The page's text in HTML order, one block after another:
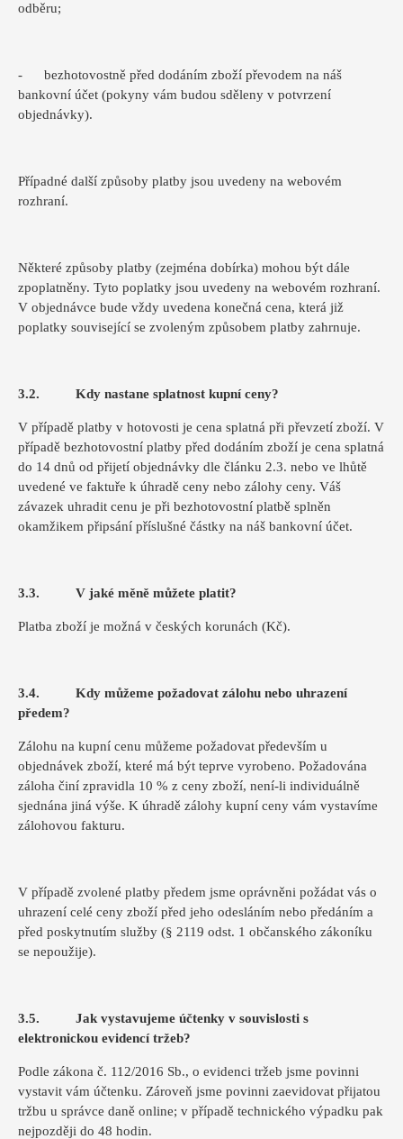
odběru;
- bezhotovostně před dodáním zboží převodem na náš
bankovní účet (pokyny vám budou sděleny v potvrzení
objednávky).
Případné další způsoby platby jsou uvedeny na webovém
rozhraní.
Některé způsoby platby (zejména dobírka) mohou být dále
zpoplatněny. Tyto poplatky jsou uvedeny na webovém rozhraní.
V objednávce bude vždy uvedena konečná cena, která již
poplatky související se zvoleným způsobem platby zahrnuje.
3.2. Kdy nastane splatnost kupní ceny?
V případě platby v hotovosti je cena splatná při převzetí zboží. V
případě bezhotovostní platby před dodáním zboží je cena splatná
do 14 dnů od přijetí objednávky dle článku 2.3. nebo ve lhůtě
uvedené ve faktuře k úhradě ceny nebo zálohy ceny. Váš
závazek uhradit cenu je při bezhotovostní platbě splněn
okamžikem připsání příslušné částky na náš bankovní účet.
3.3. V jaké měně můžete platit?
Platba zboží je možná v českých korunách (Kč).
3.4. Kdy můžeme požadovat zálohu nebo uhrazení
předem?
Zálohu na kupní cenu můžeme požadovat především u
objednávek zboží, které má být teprve vyrobeno. Požadována
záloha činí zpravidla 10 % z ceny zboží, není-li individuálně
sjednána jiná výše. K úhradě zálohy kupní ceny vám vystavíme
zálohovou fakturu.
V případě zvolené platby předem jsme oprávněni požádat vás o
uhrazení celé ceny zboží před jeho odesláním nebo předáním a
před poskytnutím služby (§ 2119 odst. 1 občanského zákoníku
se nepoužije).
3.5. Jak vystavujeme účtenky v souvislosti s
elektronickou evidencí tržeb?
Podle zákona č. 112/2016 Sb., o evidenci tržeb jsme povinni
vystavit vám účtenku. Zároveň jsme povinni zaevidovat přijatou
tržbu u správce daně online; v případě technického výpadku pak
nejpozději do 48 hodin.